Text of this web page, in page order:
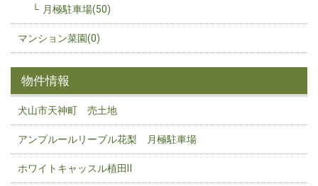
月極駐車場(50)
マンション菜園(0)
物件情報
犬山市天神町 売土地
アンプルールリーブル花梨 月極駐車場
ホワイトキャッスル植田Ⅱ